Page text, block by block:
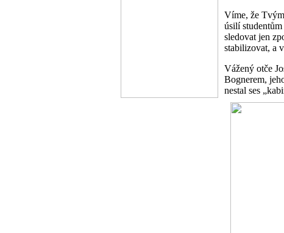
Víme, že
úsilí
sledovat jen
stabilizovat, a
Vážený otče
Bognerem,
nestal ses